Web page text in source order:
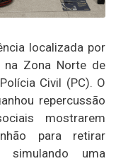
localizada por
na Zona Norte de
Civil (PC). O
repercussão
mostrarem
para retirar
simulando uma